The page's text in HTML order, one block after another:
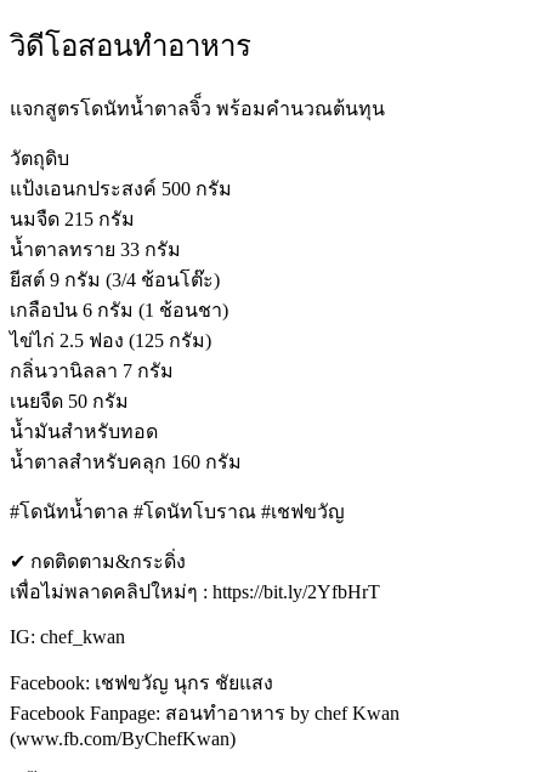
วิดีโอสอนทําอาหาร
แจกสูตรโดนัทน้ำตาลจิ็ว พร้อมคำนวณต้นทุน
วัตถุดิบ
แป้งเอนกประสงค์ 500 กรัม
นมจืด 215 กรัม
น้ำตาลทราย 33 กรัม
ยีสต์ 9 กรัม (3/4 ช้อนโต๊ะ)
เกลือป่น 6 กรัม (1 ช้อนชา)
ไข่ไก่ 2.5 ฟอง (125 กรัม)
กลิ่นวานิลลา 7 กรัม
เนยจืด 50 กรัม
น้ำมันสำหรับทอด
น้ำตาลสำหรับคลุก 160 กรัม
#โดนัทน้ำตาล #โดนัทโบราณ #เชฟขวัญ
✔ กดติดตาม&กระดิ่ง
เพื่อไม่พลาดคลิปใหม่ๆ : https://bit.ly/2YfbHrT
IG: chef_kwan
Facebook: เชฟขวัญ นุกร ชัยแสง
Facebook Fanpage: สอนทำอาหาร by chef Kwan
(www.fb.com/ByChefKwan)